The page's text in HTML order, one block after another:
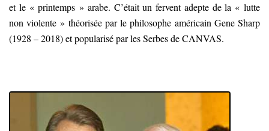
et le « printemps » arabe. C’était un fervent adepte de la « lutte
non violente » théorisée par le philosophe américain Gene Sharp
(1928 – 2018) et popularisé par les Serbes de CANVAS.